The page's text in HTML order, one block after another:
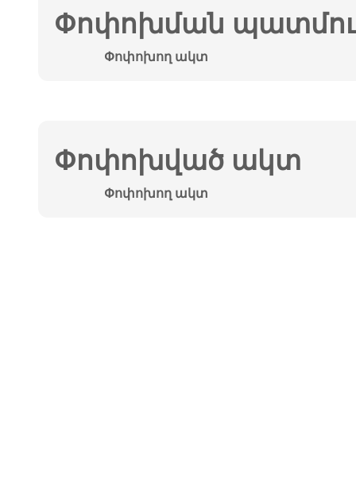
Փոփոխման
Փոփոխող ակտ
Փոփոխված ակտ
Փոփոխող ակտ